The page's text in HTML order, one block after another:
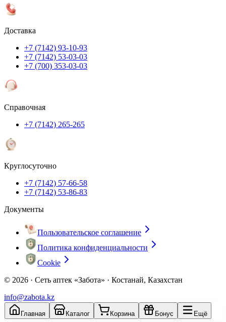
Доставка
+7 (7142) 93-10-93
+7 (7142) 53-03-03
+7 (700) 353-03-03
Справочная
+7 (7142) 265-265
Круглосуточно
+7 (7142) 57-66-58
+7 (7142) 53-86-83
Документы
Пользовательское соглашение
Политика конфиденциальности
Cookie
© 2026 · Сеть аптек «Забота» · Костанай, Казахстан
info@zabota.kz
Главная Каталог Корзина Бонус Ещё